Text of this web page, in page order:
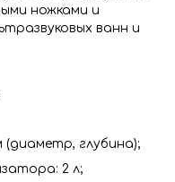
ножками и
ванн и
(диаметр, глубина);
2 л;